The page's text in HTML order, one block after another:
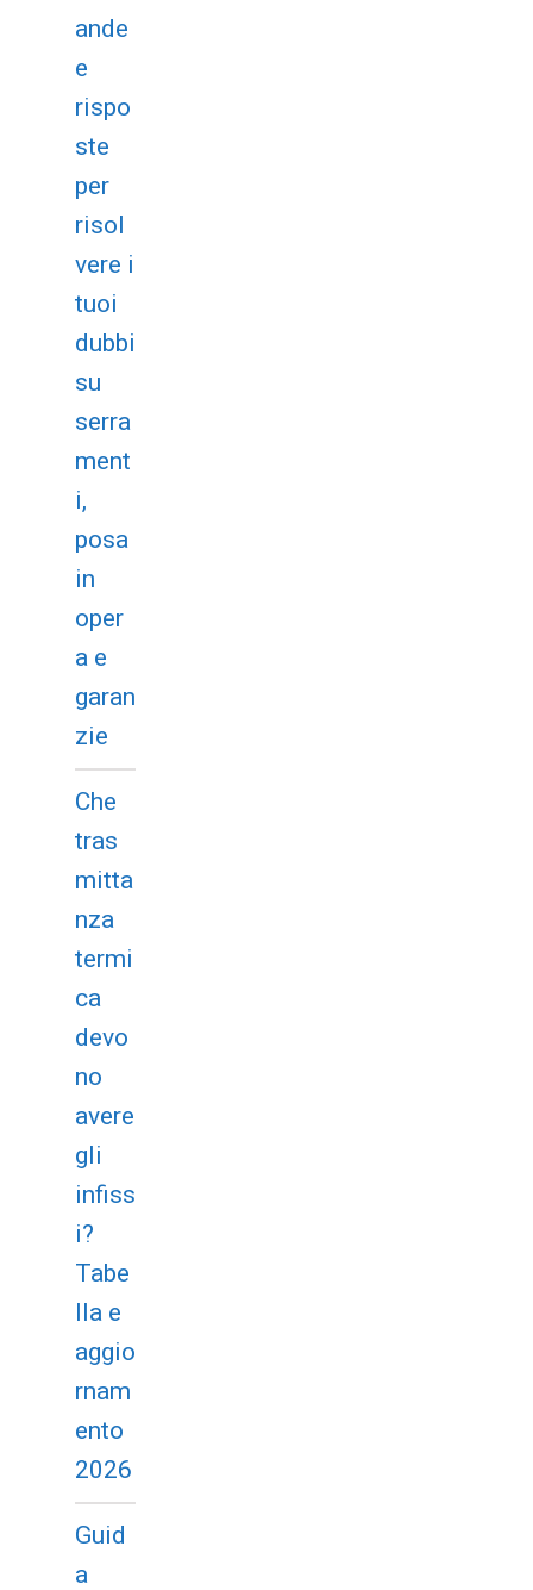
ande
e
rispo
ste
per
risol
vere i
tuoi
dubbi
su
serra
ment
i,
posa
in
oper
a e
garan
zie
Che
tras
mitta
nza
termi
ca
devo
no
avere
gli
infiss
i?
Tabe
lla e
aggio
rnam
ento
2026
Guid
a